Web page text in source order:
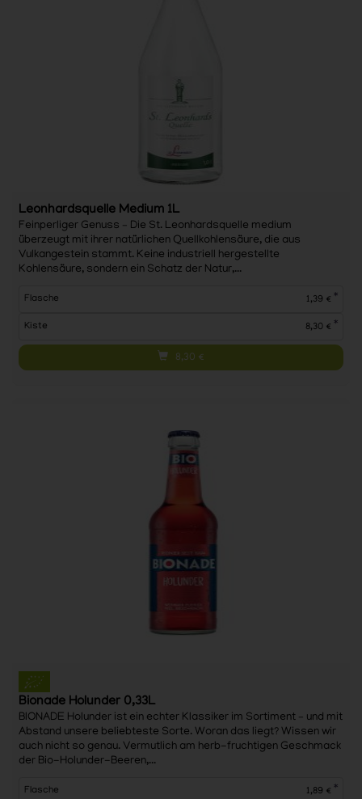
Leonhardsquelle Medium 1L
Feinperliger Genuss – Die St. Leonhardsquelle medium
überzeugt mit ihrer natürlichen Quellkohlensäure, die aus
Vulkangestein stammt. Keine industriell hergestellte
Kohlensäure, sondern ein Schatz der Natur,...
Flasche 1,39 € *
Kiste 8,30 € *
8,30 €
Bionade Holunder 0,33L
BIONADE Holunder ist ein echter Klassiker im Sortiment – und mit
Abstand unsere beliebteste Sorte. Woran das liegt? Wissen wir
auch nicht so genau. Vermutlich am herb-fruchtigen Geschmack
der Bio-Holunder-Beeren,...
Flasche 1,89 € *